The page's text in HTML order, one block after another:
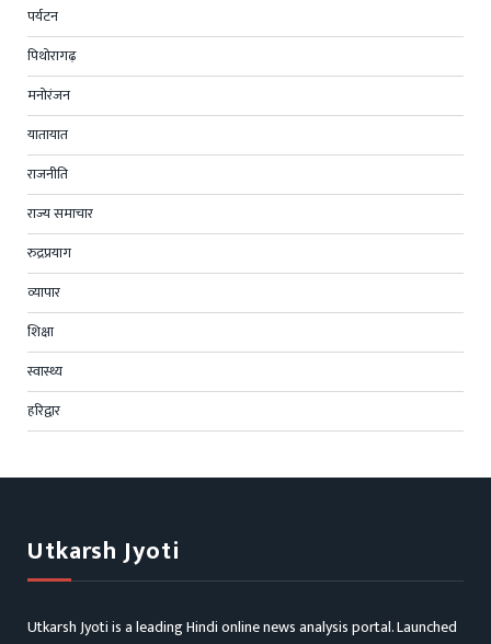
पर्यटन
पिथोरागढ़
मनोरंजन
यातायात
राजनीति
राज्य समाचार
रुद्रप्रयाग
व्यापार
शिक्षा
स्वास्थ्य
हरिद्वार
Utkarsh Jyoti
Utkarsh Jyoti is a leading Hindi online news analysis portal. Launched